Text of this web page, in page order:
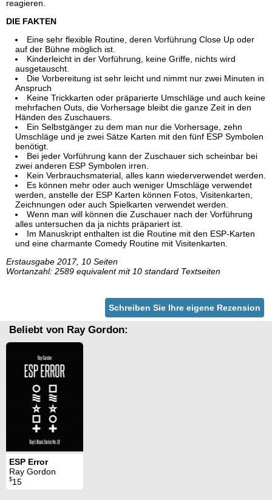
reagieren.
DIE FAKTEN
Eine sehr flexible Routine, deren Vorführung Close Up oder
auf der Bühne möglich ist.
Kinderleicht in der Vorführung, keine Griffe, nichts wird
ausgetauscht.
Die Vorbereitung ist sehr leicht und nimmt nur zwei Minuten in
Anspruch
Keine Trickkarten oder präparierte Umschläge und auch keine
mehrfachen Outs, die Vorhersage bleibt die ganze Zeit in den
Händen des Zuschauers.
Ein Selbstgänger zu dem man nur die Vorhersage, zehn
Umschläge und je zwei Sätze Karten mit den fünf ESP Symbolen
benötigt.
Bei jeder Vorführung kann der Zuschauer sich scheinbar bei
zwei anderen ESP Symbolen irren.
Kein Verbrauchsmaterial, alles kann wiederverwendet werden.
Es können mehr oder auch weniger Umschläge verwendet
werden, anstelle der ESP Karten können Fotos, Visitenkarten,
Zeichnungen oder auch Spielkarten verwendet werden.
Wenn man will können die Zuschauer nach der Vorführung
alles untersuchen da ja nichts präpariert ist.
Im Manuskript enthalten ist die Routine mit den ESP-Karten
und eine charmante Comedy Routine mit Visitenkarten.
Erstausgabe 2017, 10 Seiten
Wortanzahl: 2589 equivalent mit 10 standard Textseiten
Schreiben Sie Ihre eigene Rezension
Beliebt von Ray Gordon:
ESP Error
Ray Gordon
$15